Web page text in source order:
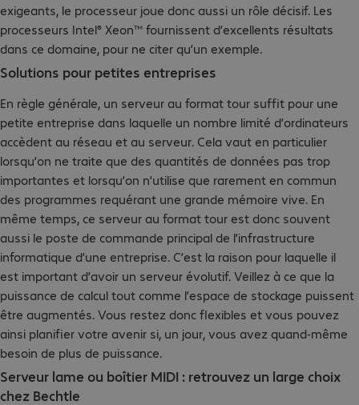
exigeants, le processeur joue donc aussi un rôle décisif. Les
processeurs Intel® Xeon™ fournissent d’excellents résultats
dans ce domaine, pour ne citer qu’un exemple.
Solutions pour petites entreprises
En règle générale, un serveur au format tour suffit pour une
petite entreprise dans laquelle un nombre limité d’ordinateurs
accèdent au réseau et au serveur. Cela vaut en particulier
lorsqu’on ne traite que des quantités de données pas trop
importantes et lorsqu’on n’utilise que rarement en commun
des programmes requérant une grande mémoire vive. En
même temps, ce serveur au format tour est donc souvent
aussi le poste de commande principal de l’infrastructure
informatique d’une entreprise. C’est la raison pour laquelle il
est important d’avoir un serveur évolutif. Veillez à ce que la
puissance de calcul tout comme l’espace de stockage puissent
être augmentés. Vous restez donc flexibles et vous pouvez
ainsi planifier votre avenir si, un jour, vous avez quand-même
besoin de plus de puissance.
Serveur lame ou boîtier MIDI : retrouvez un large choix
chez Bechtle